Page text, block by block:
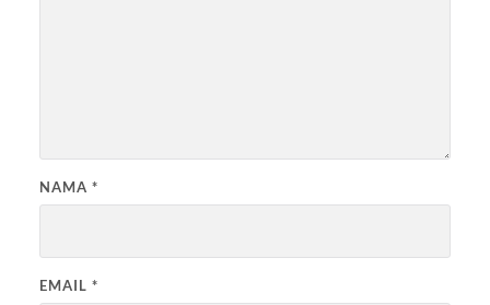
NAMA *
EMAIL *